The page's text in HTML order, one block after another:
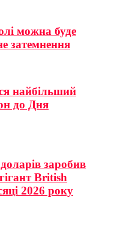
можна буде
затемнення
найбільший
до Дня
заробив
British
2026 року